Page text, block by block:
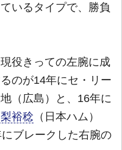
いるタイプで、勝負
役きっての左腕に成
のが14年にセ・リー
（広島）と、16年に
裕稔 （日本ハム）
ブレークした右腕の